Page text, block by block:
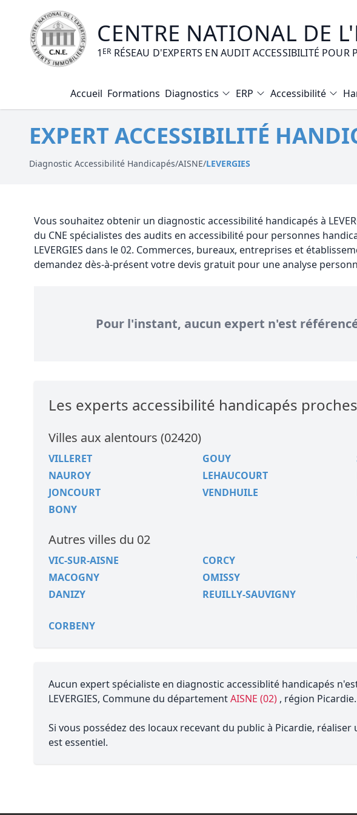
CENTRE NATIONAL DE
1 ER RÉSEAU D'EXPERTS EN AUDIT ACCESSIBILITÉ POUR
Accueil Formations Diagnostics
Diagnostic Electrique
Diagnostic Gaz
Diagnostic Plomb
Certificat
ERP Accessibilité
EXPERT ACCESSIBILITÉ
Diagnostic Accessibilité Handicapés/AISNE/LEVERGIES
Vous souhaitez obtenir un diagnostic accessibilité handicapés à
du CNE spécialistes des audits en accessibilité pour personnes
LEVERGIES dans le 02. Commerces, bureaux, entreprises et
demandez dès-à-présent votre devis gratuit pour une analyse
Pour l'instant, aucun expert n'est
Les experts accessibilité handicapés proches
Villes aux alentours (02420)
VILLERET GOUY
NAUROY
LEHAUCOURT
JONCOURT
VENDHUILE
BONY
Autres villes du 02
VIC-SUR-AISNE CORCY
MACOGNY
OMISSY
DANIZY
REUILLY-SAUVIGNY
CORBENY
Aucun expert spécialiste en diagnostic accessiblité handicapés
LEVERGIES, Commune du départementAISNE (02) , région Picardie.
Si vous possédez des locaux recevant du public à Picardie,
est essentiel.